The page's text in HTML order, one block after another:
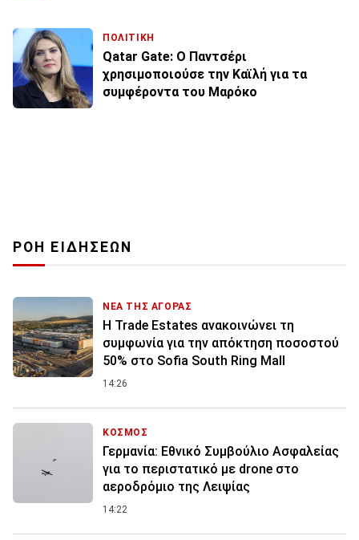
ΠΟΛΙΤΙΚΗ
Qatar Gate: Ο Παντσέρι
χρησιμοποιούσε την Καϊλή για τα
συμφέροντα του Μαρόκο
ΡΟΗ ΕΙΔΗΣΕΩΝ
ΝΕΑ ΤΗΣ ΑΓΟΡΑΣ
Η Trade Estates ανακοινώνει τη
συμφωνία για την απόκτηση ποσοστού
50% στο Sofia South Ring Mall
14:26
ΚΟΣΜΟΣ
Γερμανία: Εθνικό Συμβούλιο Ασφαλείας
για το περιστατικό με drone στο
αεροδρόμιο της Λειψίας
14:22